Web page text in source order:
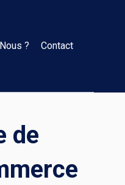
? Contact
de